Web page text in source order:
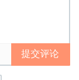
提交评论